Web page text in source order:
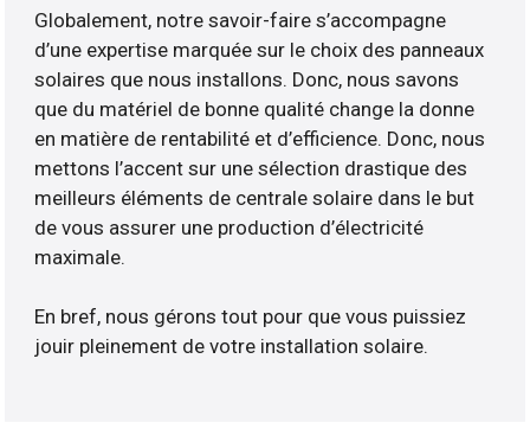
Globalement, notre savoir-faire s’accompagne
d’une expertise marquée sur le choix des panneaux
solaires que nous installons. Donc, nous savons
que du matériel de bonne qualité change la donne
en matière de rentabilité et d’efficience. Donc, nous
mettons l’accent sur une sélection drastique des
meilleurs éléments de centrale solaire dans le but
de vous assurer une production d’électricité
maximale.
En bref, nous gérons tout pour que vous puissiez
jouir pleinement de votre installation solaire.